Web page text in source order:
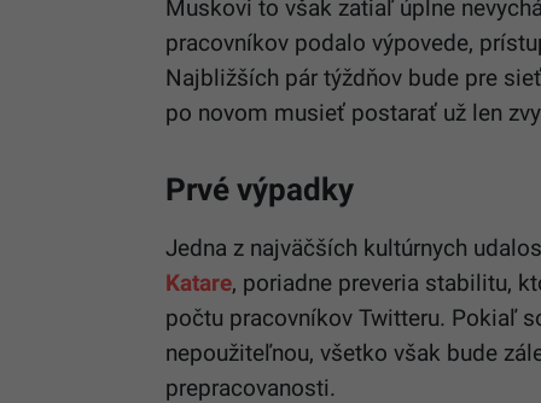
Muskovi to však zatiaľ úplne
pracovníkov podalo výpovede,
Najbližších pár týždňov bude pre
po novom musieť postarať už len
Prvé výpadky
Jedna z najväčších kultúrnych
Katare, poriadne preveria stabilitu,
počtu pracovníkov Twitteru. Pokiaľ
nepoužiteľnou, všetko však bude
prepracovanosti.